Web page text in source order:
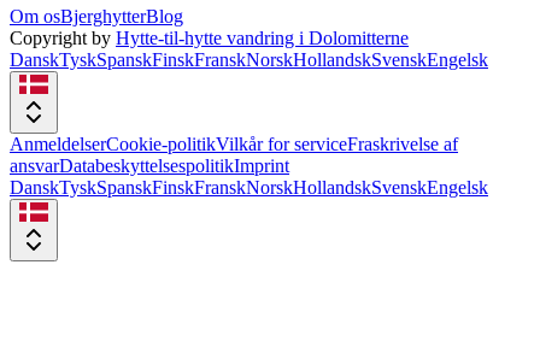
Om osBjerghytterBlog
Copyright by Hytte-til-hytte vandring i Dolomitterne
DanskTyskSpanskFinskFranskNorskHollandskSvenskEngelsk
AnmeldelserCookie-politikVilkår for serviceFraskrivelse af
ansvarDatabeskyttelsespolitikImprint
DanskTyskSpanskFinskFranskNorskHollandskSvenskEngelsk